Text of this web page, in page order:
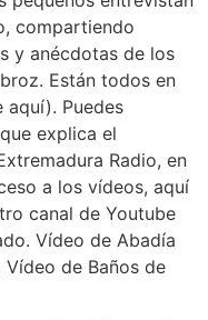
compartiendo
y anécdotas de los
Están todos en
aquí). Puedes
explica el
Radio, en
a los vídeos, aquí
canal de Youtube
Vídeo de Abadía
de Baños de